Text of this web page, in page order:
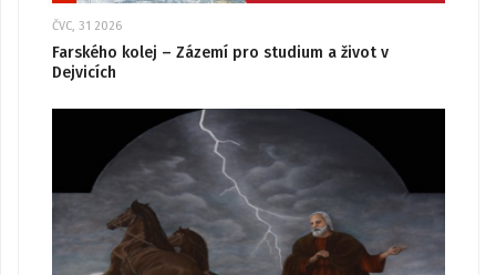
ČVC, 31 2026
Farského kolej – Zázemí pro studium a život v
Dejvicích